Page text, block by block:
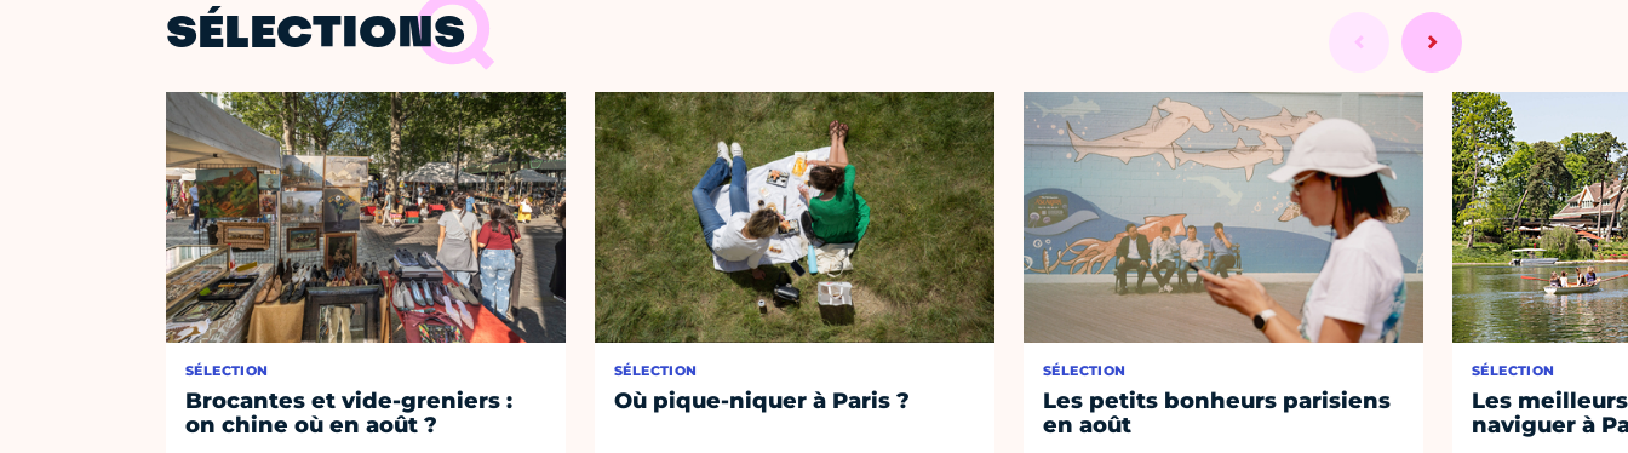
SÉLECTIONS
SÉLECTION
Brocantes et vide-greniers :
on chine où en août ?
SÉLECTION
Où pique-niquer à Paris ?
SÉLECTION
Les petits bonheurs parisiens
en août
SÉLECTION
Les
naviguer à